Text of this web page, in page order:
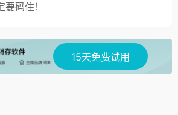
码住！
15天免费试用